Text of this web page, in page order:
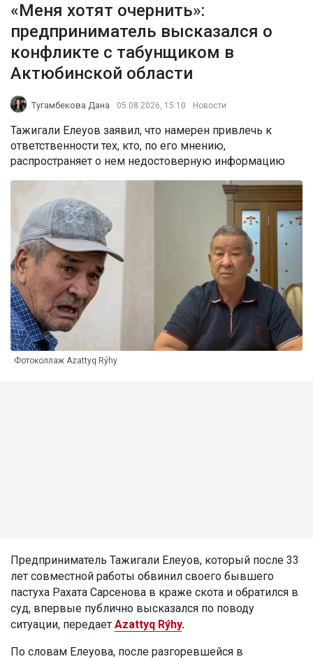
«Меня хотят очернить»:
предприниматель высказался о
конфликте с табунщиком в
Актюбинской области
Тугамбекова Дана 05.08.2026, 15:10 Новости
Тажигали Елеуов заявил, что намерен привлечь к
ответственности тех, кто, по его мнению,
распространяет о нем недостоверную информацию
Фотоколлаж Azattyq Rýhy
Предприниматель Тажигали Елеуов, который после 33
лет совместной работы обвинил своего бывшего
пастуха Рахата Сарсенова в краже скота и обратился в
суд, впервые публично высказался по поводу
ситуации, передает Azattyq Rýhy.
По словам Елеуова, после разгоревшейся в